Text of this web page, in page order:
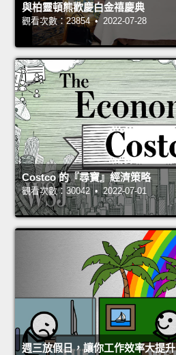
與柏靈頓熊歡慶白金禧慶典
觀看次數：23854 • 2022-07-28
Costco 的『尋寶』經濟策略
觀看次數：30042 • 2022-07-01
週三放假日，讓你工作效率大提升